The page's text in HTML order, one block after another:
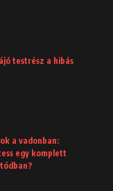
testrész a hibás
a vadonban:
egy komplett